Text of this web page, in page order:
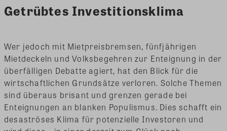
Getrübtes Investitionsklima
Wer jedoch mit Mietpreisbremsen, fünfjährigen
Mietdeckeln und Volksbegehren zur Enteignung in der
überfälligen Debatte agiert, hat den Blick für die
wirtschaftlichen Grundsätze verloren. Solche Themen
sind überaus brisant und grenzen gerade bei
Enteignungen an blanken Populismus. Dies schafft ein
desaströses Klima für potenzielle Investoren und